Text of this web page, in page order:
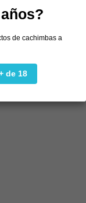
de cachimbas a
de 18